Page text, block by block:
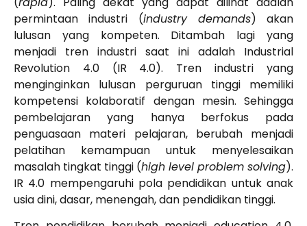
permintaan industri (industry demands) akan
lulusan yang kompeten. Ditambah lagi yang
menjadi tren industri saat ini adalah Industrial
Revolution 4.0 (IR 4.0). Tren industri yang
menginginkan lulusan perguruan tinggi memiliki
kompetensi kolaboratif dengan mesin. Sehingga
pembelajaran yang hanya berfokus pada
penguasaan materi pelajaran, berubah menjadi
pelatihan kemampuan untuk menyelesaikan
masalah tingkat tinggi (high level problem solving).
IR 4.0 mempengaruhi pola pendidikan untuk anak
usia dini, dasar, menengah, dan pendidikan tinggi.